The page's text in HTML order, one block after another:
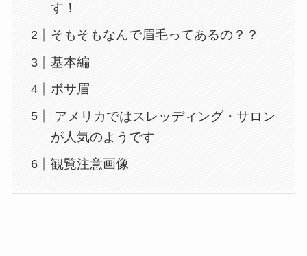
す！
そもそもなんで眉毛ってあるの？？
基本編
ボサ眉
アメリカではスレッディング・サロン
が人気のようです
観覧注意画像